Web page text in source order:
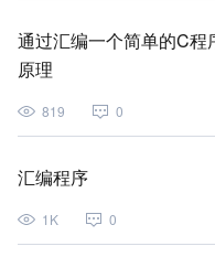
通过汇编一个简单的C
原理
819 0
汇编程序
1K 0